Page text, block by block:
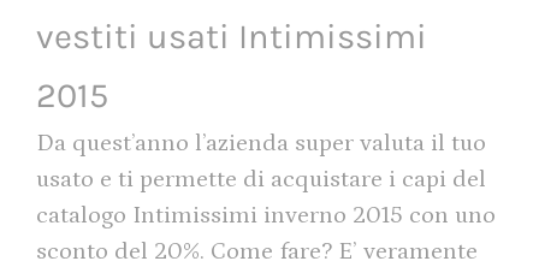
vestiti usati Intimissimi
2015
Da quest’anno l’azienda super valuta il tuo
usato e ti permette di acquistare i capi del
catalogo Intimissimi inverno 2015 con uno
sconto del 20%. Come fare? E’ veramente